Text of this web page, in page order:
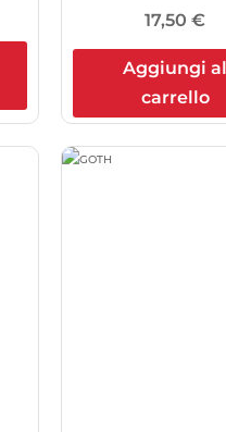
17,50 €
Aggiungi al
carrello